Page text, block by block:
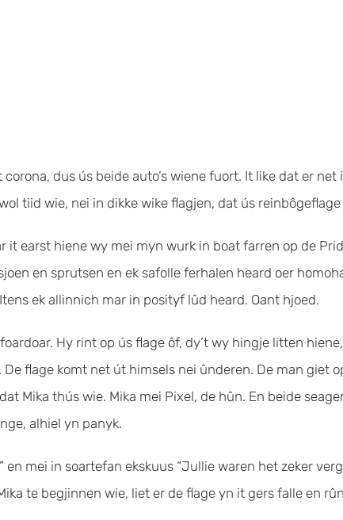
dus ús beide auto’s wiene fuort. It like dat er
tiid wie, nei in dikke wike flagjen, dat ús
it earst hiene wy mei myn wurk in boat farren op de
en sprutsen en ek safolle ferhalen heard oer
ek allinnich mar in posityf lûd heard. Oant hjoed.
Hy rint op ús flage ôf, dy’t wy hingje litten
flage komt net út himsels nei ûnderen. De man giet
Mika thús wie. Mika mei Pixel, de hûn. En beide
alhiel yn panyk.
mei in soartefan ekskuus “Jullie waren het zeker
te begjinnen wie, liet er de flage yn it gers falle en